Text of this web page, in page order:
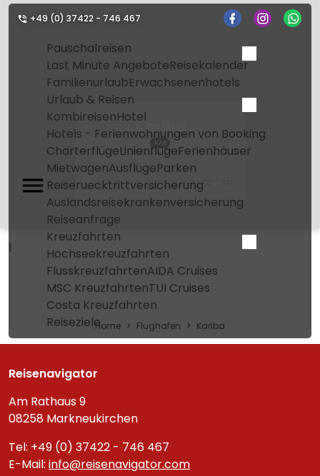
+49 (0) 37422 - 746 467
Pauschalreisen
Last Minute AngeboteReisekalender
FamilienurlaubErwachsenenhotels
Urlaub & Reisen
KombireisenHotel
Hotels - Ferienwohnungen von Booking
CharterflügeLinienflügeFerienhäuser
MietwagenAusflügeParken
Reiseruecktrittversicherung
Auslandsreisekrankenversicherung
Reiseanfrage
Kreuzfahrten
Hochseekreuzfahrten
FlusskreuzfahrtenAIDA Cruises
MSC KreuzfahrtenTUI Cruises
Costa Kreuzfahrten
Reiseziele
Kariba
KAB
Home Flughafen Kariba
1
Home Flughafen Kariba
Reisenavigator
Am Rathaus 9
08258 Markneukirchen
Tel: +49 (0) 37422 - 746 467
E-Mail: info@reisenavigator.com